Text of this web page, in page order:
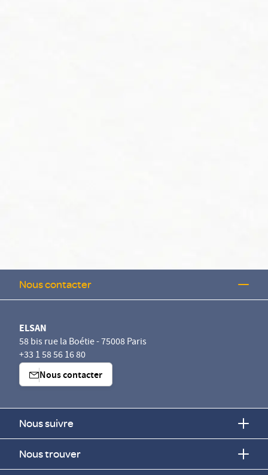
Nous contacter
ELSAN
58 bis rue la Boétie - 75008 Paris
+33 1 58 56 16 80
Nous contacter
Nous suivre
Nous trouver